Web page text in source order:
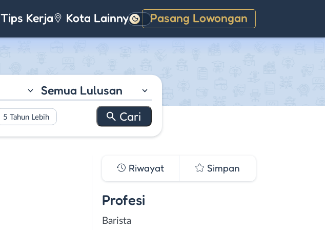
Tips Kerja Kota Lainnya Pasang Lowongan
Gelap
Semua Lulusan
5 Tahun Lebih
Riwayat Simpan
Profesi
Barista